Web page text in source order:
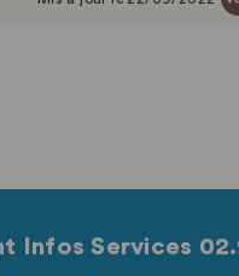
Infos Services